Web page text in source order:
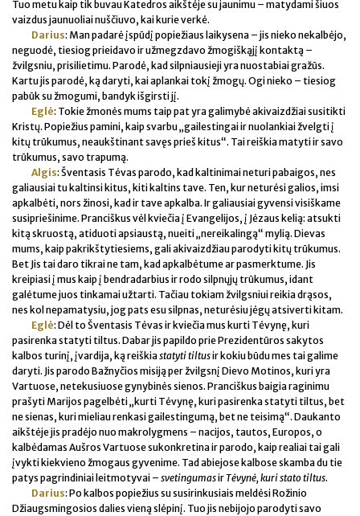
Tuo metu kaip tik buvau Katedros aikštėje su jaunimu – matydami šiuos
vaizdus jaunuoliai nuščiuvo, kai kurie verkė.
Darius: Man padarė įspūdį popiežiaus laikysena – jis nieko nekalbėjo,
neguodė, tiesiog prieidavo ir užmegzdavo žmogiškąjį kontaktą –
žvilgsniu, prisilietimu. Parodė, kad silpniausieji yra nuostabiai gražūs.
Kartu jis parodė, ką daryti, kai aplankai tokį žmogų. Ogi nieko – tiesiog
pabūk su žmogumi, bandyk išgirsti jį.
Eglė: Tokie žmonės mums taip pat yra galimybė akivaizdžiai susitikti
Kristų. Popiežius pamini, kaip svarbu „gailestingai ir nuolankiai žvelgti į
kitų trūkumus, neaukštinant savęs prieš kitus“. Tai reiškia matyti ir savo
trūkumus, savo trapumą.
Algis: Šventasis Tėvas parodo, kad kaltinimai neturi pabaigos, nes
galiausiai tu kaltinsi kitus, kiti kaltins tave. Ten, kur neturėsi galios, imsi
apkalbėti, nors žinosi, kad ir tave apkalba. Ir galiausiai gyvensi visiškame
susipriešinime. Pranciškus vėl kviečia į Evangelijos, į Jėzaus kelią: atsukti
kitą skruostą, atiduoti apsiaustą, nueiti „nereikalingą“ mylią. Dievas
mums, kaip pakrikštytiesiems, gali akivaizdžiau parodyti kitų trūkumus.
Bet Jis tai daro tikrai ne tam, kad apkalbėtume ar pasmerktume. Jis
kreipiasi į mus kaip į bendradarbius ir rodo silpnųjų trūkumus, idant
galėtume juos tinkamai užtarti. Tačiau tokiam žvilgsniui reikia drąsos,
nes kol nepamatysiu, jog pats esu silpnas, neturėsiu jėgų atsiverti kitam.
Eglė: Dėl to Šventasis Tėvas ir kviečia mus kurti Tėvynę, kuri
pasirenka statyti tiltus. Dabar jis papildo prie Prezidentūros sakytos
kalbos turinį, įvardija, ką reiškiastatyti tiltusir kokiu būdu mes tai galime
daryti. Jis parodo Bažnyčios misiją per žvilgsnį Dievo Motinos, kuri yra
Vartuose, netekusiuose gynybinės sienos. Pranciškus baigia raginimu
prašyti Marijos pagelbėti „kurti Tėvynę, kuri pasirenka statyti tiltus, bet
ne sienas, kuri mieliau renkasi gailestingumą, bet ne teisimą“. Daukanto
aikštėje jis pradėjo nuo makrolygmens – nacijos, tautos, Europos, o
kalbėdamas Aušros Vartuose sukonkretina ir parodo, kaip realiai tai gali
įvykti kiekvieno žmogaus gyvenime. Tad abiejose kalbose skamba du tie
patys pagrindiniai leitmotyvai – svetingumasirTėvynė, kuri stato tiltus.
Darius: Po kalbos popiežius su susirinkusiais meldėsi Rožinio
Džiaugsmingosios dalies vieną slėpinį. Tuo jis nebijojo parodyti savo